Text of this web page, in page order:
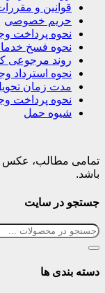
قوانین و
حریم خصوصی
نحوه پرداخت
نحوه فسخ
روند مرجوعی
نحوه استرداد
مدت زمان
نحوه پرداخت
شیوه حمل
تمامی مطالب، عکس
باشد.
جستجو در سایت
دسته بندی ها